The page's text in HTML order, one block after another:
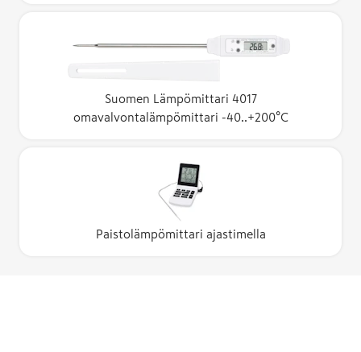
Suomen Lämpömittari 4017
omavalvontalämpömittari -40..+200°C
Paistolämpömittari ajastimella